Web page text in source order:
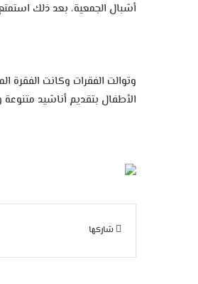
أشبال الجمعية، بعد ذلك
وتوالت الفقرات وكانت الفقرة
الأطفال بتقديم أناشيد
شاركها